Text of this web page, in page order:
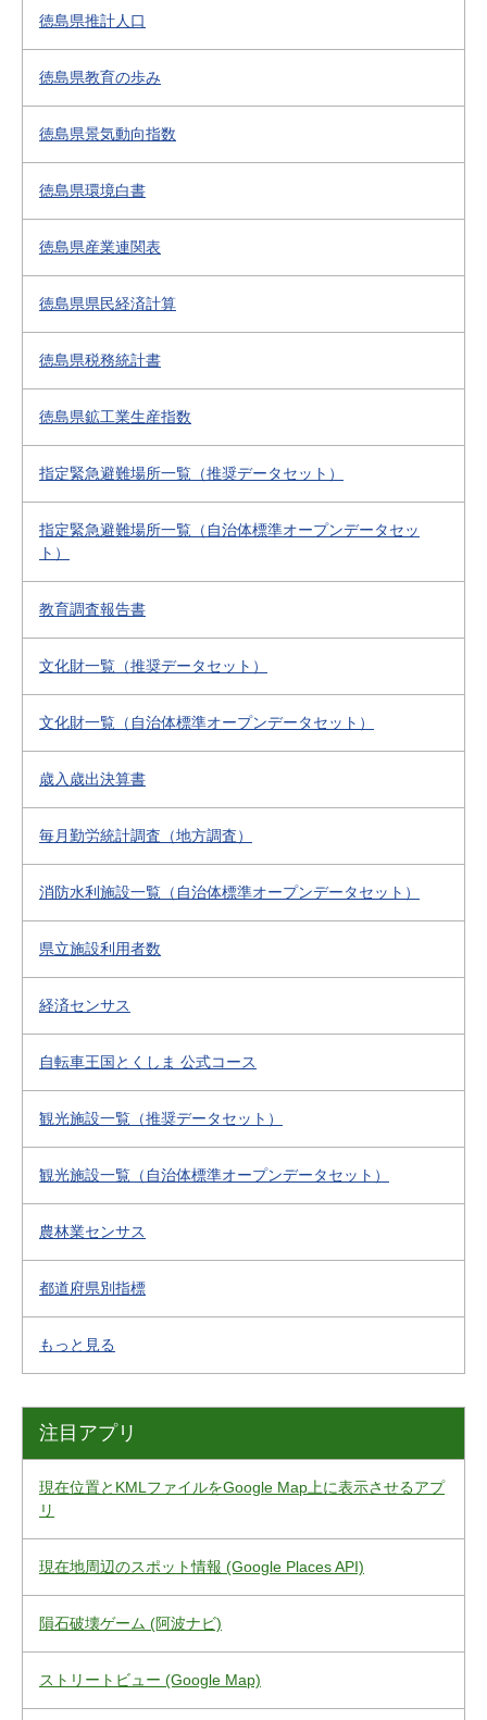
徳島県推計人口
徳島県教育の歩み
徳島県景気動向指数
徳島県環境白書
徳島県産業連関表
徳島県県民経済計算
徳島県税務統計書
徳島県鉱工業生産指数
指定緊急避難場所一覧（推奨データセット）
指定緊急避難場所一覧（自治体標準オープンデータセッ
ト）
教育調査報告書
文化財一覧（推奨データセット）
文化財一覧（自治体標準オープンデータセット）
歳入歳出決算書
毎月勤労統計調査（地方調査）
消防水利施設一覧（自治体標準オープンデータセット）
県立施設利用者数
経済センサス
自転車王国とくしま 公式コース
観光施設一覧（推奨データセット）
観光施設一覧（自治体標準オープンデータセット）
農林業センサス
都道府県別指標
もっと見る
注目アプリ
現在位置とKMLファイルをGoogle Map上に表示させるアプ
リ
現在地周辺のスポット情報 (Google Places API)
隕石破壊ゲーム (阿波ナビ)
ストリートビュー (Google Map)